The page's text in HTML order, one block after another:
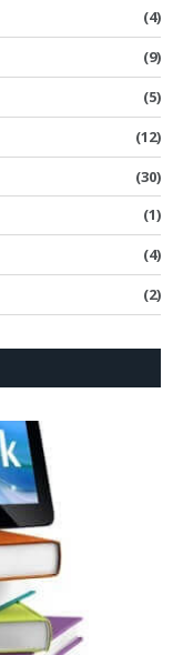
(4)
(9)
(5)
(12)
(30)
(1)
(4)
(2)